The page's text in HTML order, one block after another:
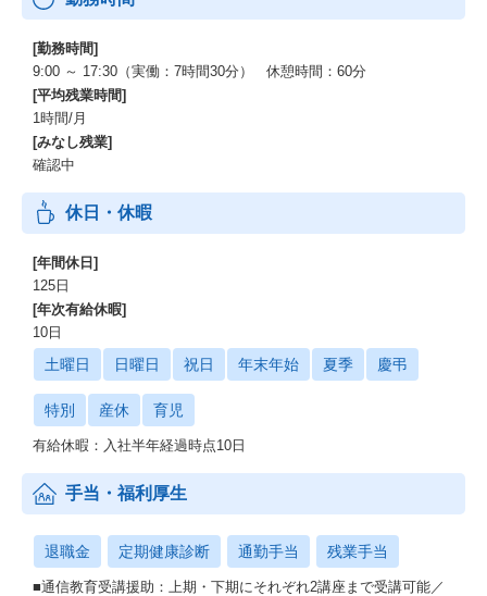
[勤務時間]
9:00 ～ 17:30（実働：7時間30分） 休憩時間：60分
[平均残業時間]
1時間/月
[みなし残業]
確認中
休日・休暇
[年間休日]
125日
[年次有給休暇]
10日
土曜日 日曜日 祝日 年末年始 夏季 慶弔
特別 産休 育児
有給休暇：入社半年経過時点10日
手当・福利厚生
退職金 定期健康診断 通勤手当 残業手当
■通信教育受講援助：上期・下期にそれぞれ2講座まで受講可能／